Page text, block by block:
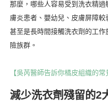
那麼，哪些人容易受到洗衣精
膚炎患者、嬰幼兒、皮膚屏障較
甚至是長時間接觸洗衣劑的工
險族群。
【吳芮醫師告訴你橘皮組織的常
減少洗衣劑殘留的2